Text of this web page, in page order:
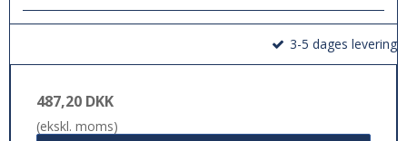
3-5 dages levering
487,20 DKK
(ekskl. moms)